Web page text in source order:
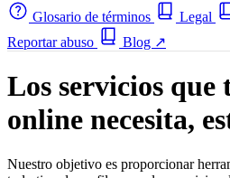
Glosario de términos
Legal
Reportar abuso
Blog ↗
Los servicios que
online necesita,
Nuestro objetivo es proporcionar